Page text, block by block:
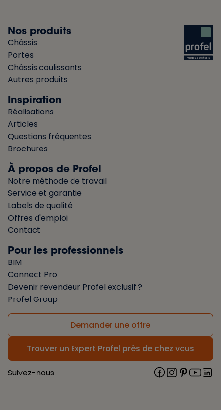
Nos produits
Châssis
Portes
Châssis coulissants
Autres produits
Inspiration
Réalisations
Articles
Questions fréquentes
Brochures
À propos de Profel
Notre méthode de travail
Service et garantie
Labels de qualité
Offres d'emploi
Contact
Pour les professionnels
BIM
Connect Pro
Devenir revendeur Profel exclusif ?
Profel Group
Demander une offre
Trouver un Expert Profel près de chez vous
Suivez-nous